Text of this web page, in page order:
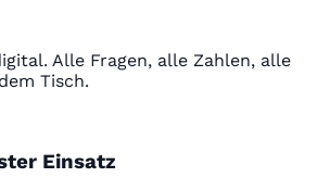
Alle Fragen, alle Zahlen, alle
Tisch.
Einsatz